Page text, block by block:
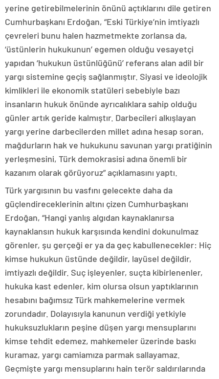
yerine getirebilmelerinin önünü açtıklarını dile getiren
Cumhurbaşkanı Erdoğan, “Eski Türkiye’nin imtiyazlı
çevreleri bunu halen hazmetmekte zorlansa da,
‘üstünlerin hukukunun’ egemen olduğu vesayetçi
yapıdan ‘hukukun üstünlüğünü’ referans alan adil bir
yargı sistemine geçiş sağlanmıştır. Siyasi ve ideolojik
kimlikleri ile ekonomik statüleri sebebiyle bazı
insanların hukuk önünde ayrıcalıklara sahip olduğu
günler artık geride kalmıştır. Darbecileri alkışlayan
yargı yerine darbecilerden millet adına hesap soran,
mağdurların hak ve hukukunu savunan yargı pratiğinin
yerleşmesini, Türk demokrasisi adına önemli bir
kazanım olarak görüyoruz” açıklamasını yaptı.
Türk yargısının bu vasfını gelecekte daha da
güçlendireceklerinin altını çizen Cumhurbaşkanı
Erdoğan, “Hangi yanlış algıdan kaynaklanırsa
kaynaklansın hukuk karşısında kendini dokunulmaz
görenler, şu gerçeği er ya da geç kabullenecekler: Hiç
kimse hukukun üstünde değildir, layüsel değildir,
imtiyazlı değildir. Suç işleyenler, suçta kibirlenenler,
hukuka kast edenler, kim olursa olsun yaptıklarının
hesabını bağımsız Türk mahkemelerine vermek
zorundadır. Dolayısıyla kanunun verdiği yetkiyle
hukuksuzlukların peşine düşen yargı mensuplarını
kimse tehdit edemez, mahkemeler üzerinde baskı
kuramaz, yargı camiamıza parmak sallayamaz.
Geçmişte yargı mensuplarını hain terör saldırılarında